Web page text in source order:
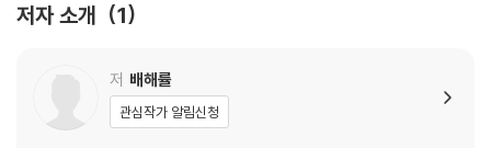
저자 소개 1
저 배해률
관심작가 알림신청